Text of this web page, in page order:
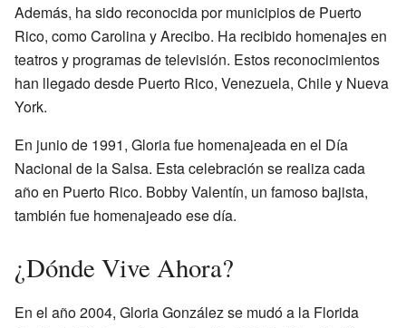
Además, ha sido reconocida por municipios de Puerto
Rico, como Carolina y Arecibo. Ha recibido homenajes en
teatros y programas de televisión. Estos reconocimientos
han llegado desde Puerto Rico, Venezuela, Chile y Nueva
York.
En junio de 1991, Gloria fue homenajeada en el Día
Nacional de la Salsa. Esta celebración se realiza cada
año en Puerto Rico. Bobby Valentín, un famoso bajista,
también fue homenajeado ese día.
¿Dónde Vive Ahora?
En el año 2004, Gloria González se mudó a la Florida